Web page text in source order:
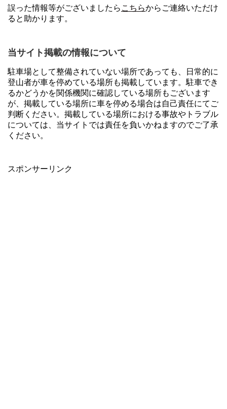
誤った情報等がございましたら こちらからご連絡いただけ
ると助かります。
当サイト掲載の情報について
駐車場として整備されていない場所であっても、日常的に
登山者が車を停めている場所も掲載しています。駐車でき
るかどうかを関係機関に確認している場所もございます
が、掲載している場所に車を停める場合は自己責任にてご
判断ください。掲載している場所における事故やトラブル
については、当サイトでは責任を負いかねますのでご了承
ください。
スポンサーリンク